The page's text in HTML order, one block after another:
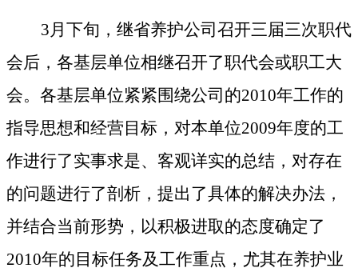
3月下旬，继省养护公司召开三届三次职代
会后，各基层单位相继召开了职代会或职工大
会。各基层单位紧紧围绕公司的2010年工作的
指导思想和经营目标，对本单位2009年度的工
作进行了实事求是、客观详实的总结，对存在
的问题进行了剖析，提出了具体的解决办法，
并结合当前形势，以积极进取的态度确定了
2010年的目标任务及工作重点，尤其在养护业